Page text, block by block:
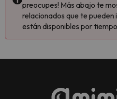
preocupes! Más abajo te
relacionados que te pueden
están disponibles por